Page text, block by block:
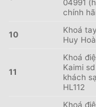
04991
chính
10
Khoá
Huy
11
Khoá
Kaimi
khách
HL112
Khoá